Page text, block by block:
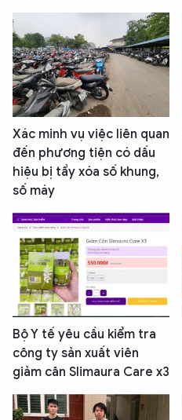
Xác minh vụ việc liên quan
đến phương tiện có dấu
hiệu bị tẩy xóa số khung,
số máy
Bộ Y tế yêu cầu kiểm tra
công ty sản xuất viên
giảm cân Slimaura Care x3